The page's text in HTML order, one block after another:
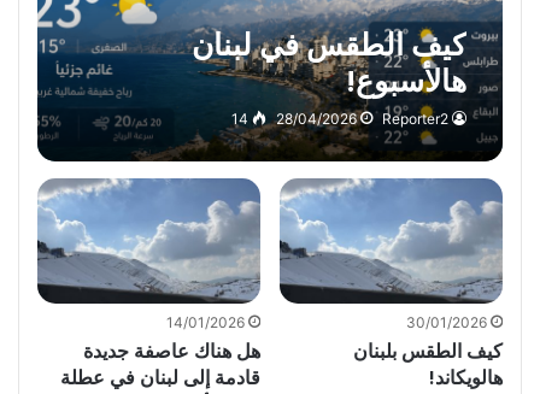
كيف الطقس في لبنان
هالأسبوع!
Reporter2
28/04/2026
14
30/01/2026
كيف الطقس بلبنان
هالويكاند!
14/01/2026
هل هناك عاصفة جديدة
قادمة إلى لبنان في عطلة